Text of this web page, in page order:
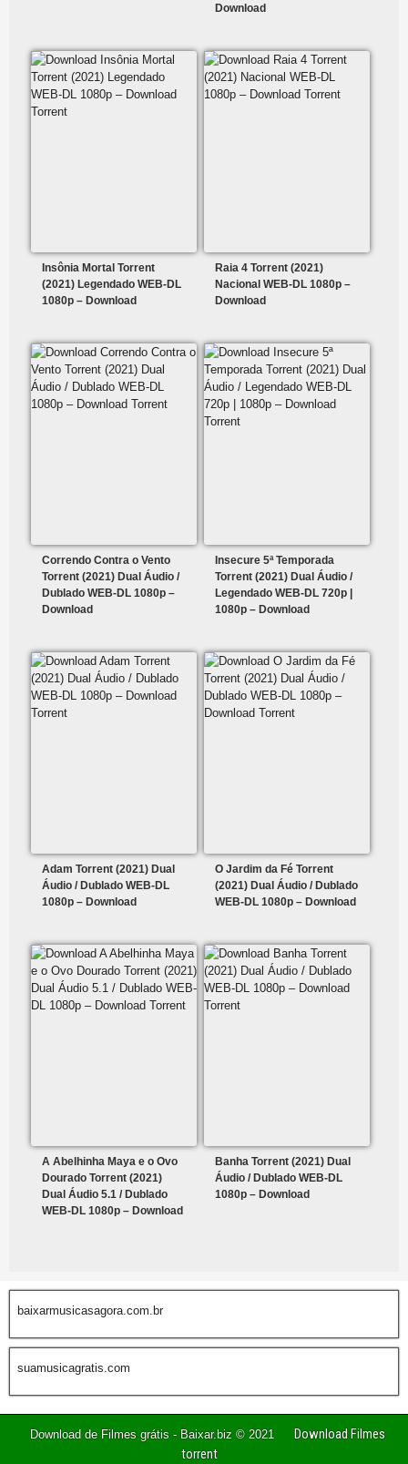
Download
Insônia Mortal Torrent
(2021) Legendado WEB-DL
1080p – Download
Raia 4 Torrent (2021)
Nacional WEB-DL 1080p –
Download
Correndo Contra o Vento
Torrent (2021) Dual Áudio /
Dublado WEB-DL 1080p –
Download
Insecure 5ª Temporada
Torrent (2021) Dual Áudio /
Legendado WEB-DL 720p |
1080p – Download
Adam Torrent (2021) Dual
Áudio / Dublado WEB-DL
1080p – Download
O Jardim da Fé Torrent
(2021) Dual Áudio / Dublado
WEB-DL 1080p – Download
A Abelhinha Maya e o Ovo
Dourado Torrent (2021)
Dual Áudio 5.1 / Dublado
WEB-DL 1080p – Download
Banha Torrent (2021) Dual
Áudio / Dublado WEB-DL
1080p – Download
baixarmusicasagora.com.br
suamusicagratis.com
Download de Filmes grátis - Baixar.biz © 2021
Download Filmes
torrent